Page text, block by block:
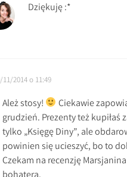
Dziękuję :*
11/2014 o 11:49
Ależ stosy!
Ciekawie
grudzień. Prezenty też kupiłaś
tylko „Księgę Diny”, ale
powinien się ucieszyć, bo to
Czekam na recenzję